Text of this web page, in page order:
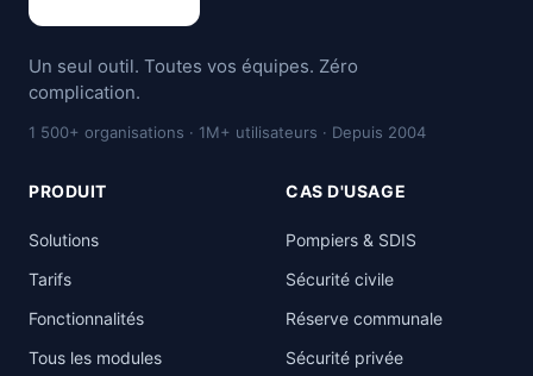
Un seul outil. Toutes vos équipes. Zéro
complication.
1 500+ organisations · 1M+ utilisateurs · Depuis 2004
PRODUIT
Solutions
Tarifs
Fonctionnalités
Tous les modules
CAS D'USAGE
Pompiers & SDIS
Sécurité civile
Réserve communale
Sécurité privée